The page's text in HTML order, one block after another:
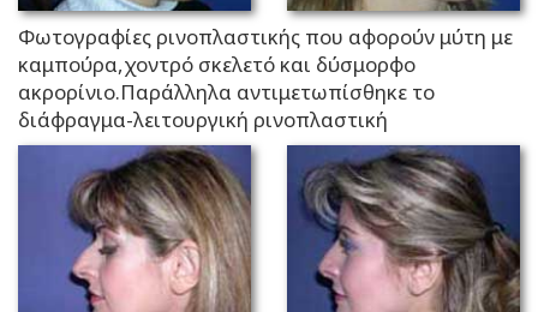
Φωτογραφίες ρινοπλαστικής που αφορούν μύτη με
καμπούρα,χοντρό σκελετό και δύσμορφο
ακρορίνιο.Παράλληλα αντιμετωπίσθηκε το
διάφραγμα-λειτουργική ρινοπλαστική